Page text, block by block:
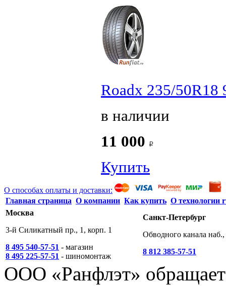
Roadx 235/50R18
в наличии
11 000
Купить
О способах оплаты и доставки:
Главная страница О компании Как купить О технологии
Москва
3-й Силикатный пр., 1, корп. 1
8 495 540-57-51 - магазин
8 495 225-57-51 - шиномонтаж
Санкт-Петербург
Обводного канала
8 812 385-57-51
ООО «Ранфлэт»